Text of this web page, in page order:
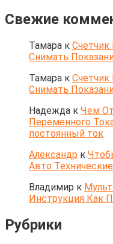
Свежие
Тамара к
Снимать
Тамара к
Снимать
Надежда к Чем
Переменного
постоянный ток
Александр к
Авто
Владимир к
Инструкция Как
Рубрики